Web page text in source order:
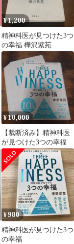
¥1,200
精神科医が見つけた3つ
の幸福 樺沢紫苑
¥ 10,000
【裁断済み】精神科医
が見つけた3つの幸福
¥980
精神科医が見つけた3つ
の幸福